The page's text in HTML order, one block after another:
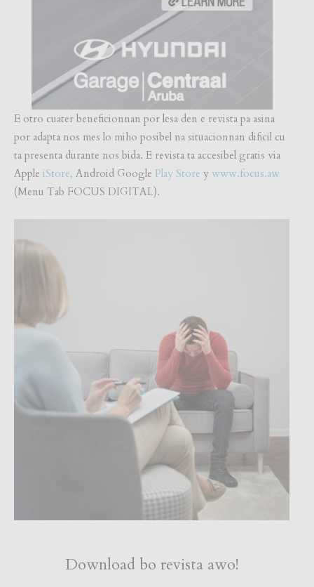
E otro cuater beneficionnan por lesa den e revista pa asina
por adapta nos mes lo miho posibel na situacionnan dificil cu
ta presenta durante nos bida. E revista ta accesibel gratis via
Apple iStore, Android Google Play Store y www.focus.aw
(Menu Tab FOCUS DIGITAL).
Download bo revista awo!